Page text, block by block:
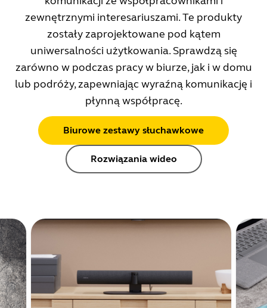
zewnętrznymi interesariuszami. Te produkty
zostały zaprojektowane pod kątem
uniwersalności użytkowania. Sprawdzą się
zarówno w podczas pracy w biurze, jak i w domu
lub podróży, zapewniając wyraźną komunikację i
płynną współpracę.
Biurowe zestawy słuchawkowe
Rozwiązania wideo